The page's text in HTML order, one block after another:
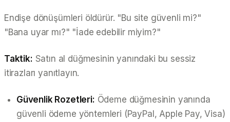
Endişe dönüşümleri öldürür. "Bu site güvenli mi?"
"Bana uyar mı?" "İade edebilir miyim?"
Taktik: Satın al düğmesinin yanındaki bu sessiz
itirazları yanıtlayın.
Güvenlik Rozetleri: Ödeme düğmesinin yanında
güvenli ödeme yöntemleri (PayPal, Apple Pay, Visa)